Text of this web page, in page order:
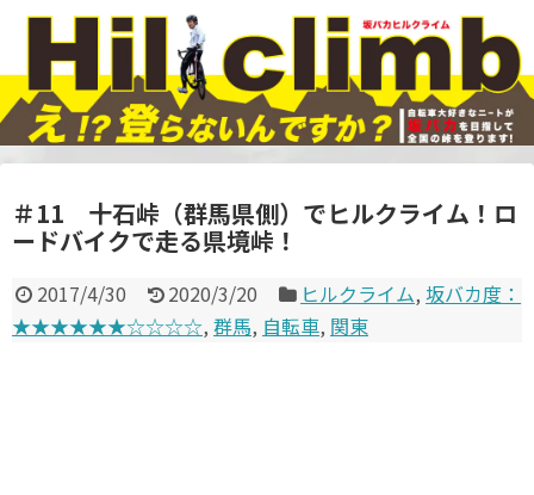
＃11 十石峠（群馬県側）でヒルクライム！ロ
ードバイクで走る県境峠！
2017/4/30 2020/3/20 ヒルクライム,坂バカ度：
★★★★★★☆☆☆☆, 群馬, 自転車, 関東